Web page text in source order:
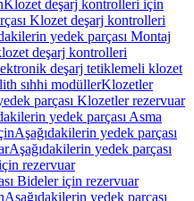
Klozet deşarj kontrolleri için
Klozet deşarj kontrolleri
yedek parçası Montaj
deşarj kontrolleri
deşarj tetiklemeli klozet
sıhhi modüllerKlozetler
parçası Klozetler rezervuar
yedek parçası Asma
Aşağıdakilerin yedek parçası
Aşağıdakilerin yedek parçası
rezervuar
Bideler için rezervuar
Aşağıdakilerin yedek parçası